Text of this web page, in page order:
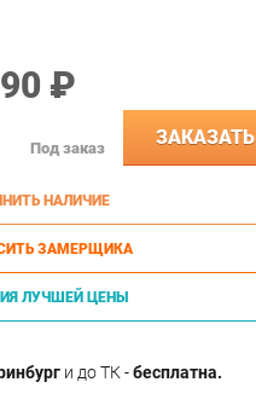
₽
Под заказ ЗАКАЗАТЬ
НАЛИЧИЕ
ЗАМЕРЩИКА
ЛУЧШЕЙ ЦЕНЫ
и до ТК -бесплатна.